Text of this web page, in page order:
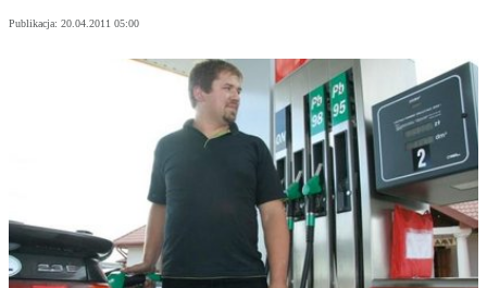
Publikacja: 20.04.2011 05:00